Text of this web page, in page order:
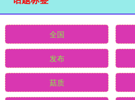
全国
发布
菇质